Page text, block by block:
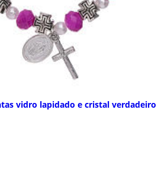
vidro lapidado e cristal verdadeiro